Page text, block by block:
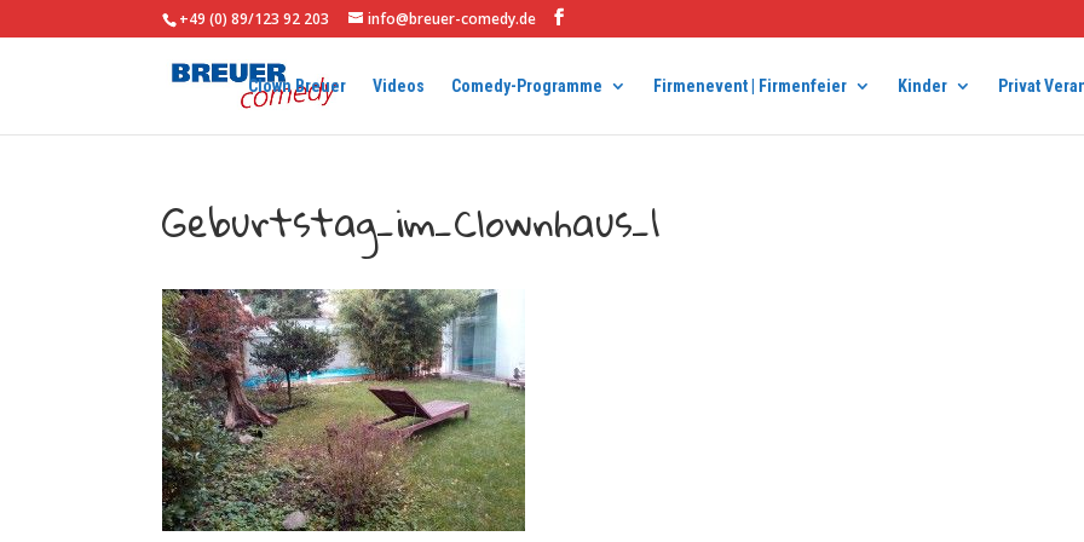
+49 (0) 89/123 92 203 info@breuer-comedy.de
Clown Breuer Videos Comedy-Programme Firmenevent | Firmenfeier Kinder Privat
Geburtstag_im_Clownhaus_1